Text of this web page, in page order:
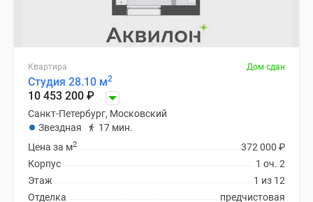
Квартира Дом сдан
Студия 28.10 м2
10 453 200 ₽
Санкт-Петербург, Московский
Звездная
17 мин.
372 000 ₽
Цена за м2
1 оч. 2
Корпус
1 из 12
Этаж
предчистовая
Отделка